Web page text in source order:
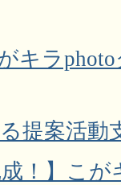
キラ
提案活動
成！】こ